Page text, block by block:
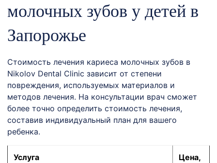
молочных зубов у детей в
Запорожье
Стоимость лечения кариеса молочных зубов в
Nikolov Dental Clinic зависит от степени
повреждения, используемых материалов и
методов лечения. На консультации врач сможет
более точно определить стоимость лечения,
составив индивидуальный план для вашего
ребенка.
Услуга Цена,